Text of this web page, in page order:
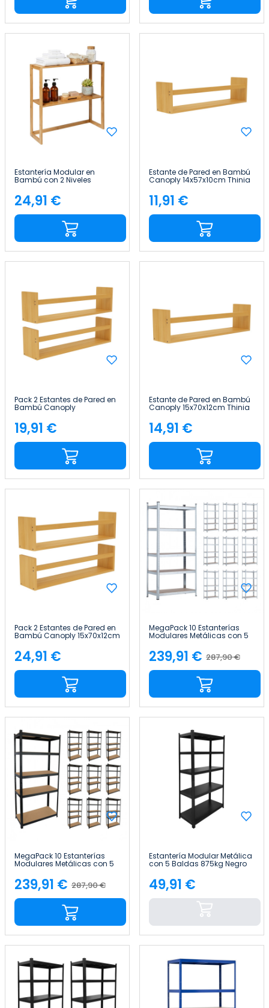
Estantería Modular en
Bambú con 2 Niveles
Home
Precio
24,91 €
Estante de Pared en Bambú
Canoply 14x57x10cm Thinia
Home
Precio
11,91 €
Pack 2 Estantes de Pared en
Bambú Canoply
14x57x10cm Thinia Home
Precio
19,91 €
Estante de Pared en Bambú
Canoply 15x70x12cm Thinia
Home
Precio
14,91 €
Pack 2 Estantes de Pared en
Bambú Canoply 15x70x12cm
Precio
24,91 €
MegaPack 10 Estanterías
Modulares Metálicas con 5
Thinia Home
Precio
base
287,90 €
Precio
239,91 €
MegaPack 10 Estanterías
Modulares Metálicas con 5
Thinia Home
Precio
base
287,90 €
Precio
239,91 €
Estantería Modular Metálica
con 5 Baldas 875kg Negro
90x40x180 cm 7house
Precio
49,91 €